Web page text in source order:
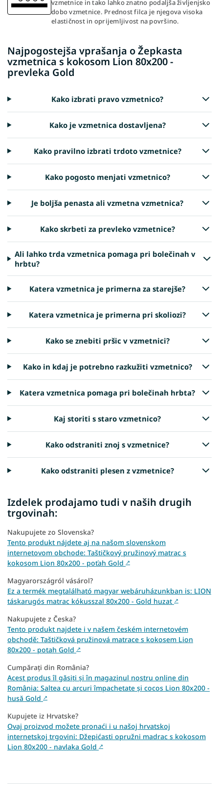
vzmetnice in tako lahko znatno podaljša življenjsko
dobo vzmetnice. Prednost filca je njegova visoka
elastičnost in oprijemljivost na površino.
Najpogostejša vprašanja o Žepkasta
vzmetnica s kokosom Lion 80x200 -
prevleka Gold
Kako izbrati pravo vzmetnico?
Kako je vzmetnica dostavljena?
Kako pravilno izbrati trdoto vzmetnice?
Kako pogosto menjati vzmetnico?
Je boljša penasta ali vzmetna vzmetnica?
Kako skrbeti za prevleko vzmetnice?
Ali lahko trda vzmetnica pomaga pri bolečinah v
hrbtu?
Katera vzmetnica je primerna za starejše?
Katera vzmetnica je primerna pri skoliozi?
Kako se znebiti pršic v vzmetnici?
Kako in kdaj je potrebno razkužiti vzmetnico?
Katera vzmetnica pomaga pri bolečinah hrbta?
Kaj storiti s staro vzmetnico?
Kako odstraniti znoj s vzmetnice?
Kako odstraniti plesen z vzmetnice?
Izdelek prodajamo tudi v naših drugih
trgovinah:
Nakupujete zo Slovenska?
Tento produkt nájdete aj na našom slovenskom
internetovom obchode: Taštičkový pružinový matrac s
kokosom Lion 80x200 - poťah Gold ↗
Magyarországról vásárol?
Ez a termék megtalálható magyar webáruházunkban is: LION
táskarugós matrac kókusszal 80x200 - Gold huzat ↗
Nakupujete z Česka?
Tento produkt najdete i v našem českém internetovém
obchodě: Taštičková pružinová matrace s kokosem Lion
80x200 - potah Gold ↗
Cumpărați din România?
Acest produs îl găsiți și în magazinul nostru online din
România: Saltea cu arcuri împachetate și cocos Lion 80x200 -
husă Gold ↗
Kupujete iz Hrvatske?
Ovaj proizvod možete pronaći i u našoj hrvatskoj
internetskoj trgovini: Džepićasti opružni madrac s kokosom
Lion 80x200 - navlaka Gold ↗